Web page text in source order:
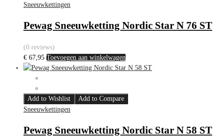
Sneeuwkettingen
Pewag Sneeuwketting Nordic Star N 76 ST
(0 reviews)
€ 67,95 Toevoegen aan winkelwagen
Add to Wishlist
Add to Compare
Sneeuwkettingen
Pewag Sneeuwketting Nordic Star N 58 ST